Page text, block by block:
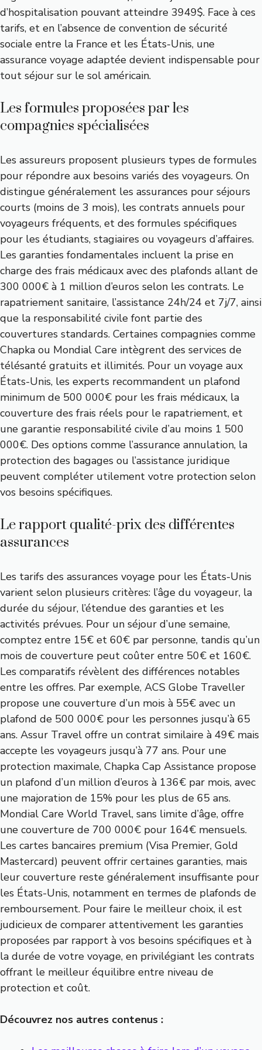
d’hospitalisation pouvant atteindre 3949$. Face à ces
tarifs, et en l’absence de convention de sécurité
sociale entre la France et les États-Unis, une
assurance voyage adaptée devient indispensable pour
tout séjour sur le sol américain.
Les formules proposées par les
compagnies spécialisées
Les assureurs proposent plusieurs types de formules
pour répondre aux besoins variés des voyageurs. On
distingue généralement les assurances pour séjours
courts (moins de 3 mois), les contrats annuels pour
voyageurs fréquents, et des formules spécifiques
pour les étudiants, stagiaires ou voyageurs d’affaires.
Les garanties fondamentales incluent la prise en
charge des frais médicaux avec des plafonds allant de
300 000€ à 1 million d’euros selon les contrats. Le
rapatriement sanitaire, l’assistance 24h/24 et 7j/7, ainsi
que la responsabilité civile font partie des
couvertures standards. Certaines compagnies comme
Chapka ou Mondial Care intègrent des services de
télésanté gratuits et illimités. Pour un voyage aux
États-Unis, les experts recommandent un plafond
minimum de 500 000€ pour les frais médicaux, la
couverture des frais réels pour le rapatriement, et
une garantie responsabilité civile d’au moins 1 500
000€. Des options comme l’assurance annulation, la
protection des bagages ou l’assistance juridique
peuvent compléter utilement votre protection selon
vos besoins spécifiques.
Le rapport qualité-prix des différentes
assurances
Les tarifs des assurances voyage pour les États-Unis
varient selon plusieurs critères: l’âge du voyageur, la
durée du séjour, l’étendue des garanties et les
activités prévues. Pour un séjour d’une semaine,
comptez entre 15€ et 60€ par personne, tandis qu’un
mois de couverture peut coûter entre 50€ et 160€.
Les comparatifs révèlent des différences notables
entre les offres. Par exemple, ACS Globe Traveller
propose une couverture d’un mois à 55€ avec un
plafond de 500 000€ pour les personnes jusqu’à 65
ans. Assur Travel offre un contrat similaire à 49€ mais
accepte les voyageurs jusqu’à 77 ans. Pour une
protection maximale, Chapka Cap Assistance propose
un plafond d’un million d’euros à 136€ par mois, avec
une majoration de 15% pour les plus de 65 ans.
Mondial Care World Travel, sans limite d’âge, offre
une couverture de 700 000€ pour 164€ mensuels.
Les cartes bancaires premium (Visa Premier, Gold
Mastercard) peuvent offrir certaines garanties, mais
leur couverture reste généralement insuffisante pour
les États-Unis, notamment en termes de plafonds de
remboursement. Pour faire le meilleur choix, il est
judicieux de comparer attentivement les garanties
proposées par rapport à vos besoins spécifiques et à
la durée de votre voyage, en privilégiant les contrats
offrant le meilleur équilibre entre niveau de
protection et coût.
Découvrez nos autres contenus :